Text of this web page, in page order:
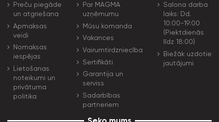
Preču piegāde
un atgriešana
Apmaksas
veidi
Nomaksas
iespējas
Lietošanas
noteikumi un
privātuma
politika
Par MAGMA
uzņēmumu
Mūsu komanda
Vakances
Vairumtirdzniecība
Sertifikāti
Garantija un
serviss
Sadarbības
partneriem
Salona darba
laiks: Dd.
10:00-19:00
(Piektdienās
līdz 18:00)
Biežāk uzdotie
jautājumi